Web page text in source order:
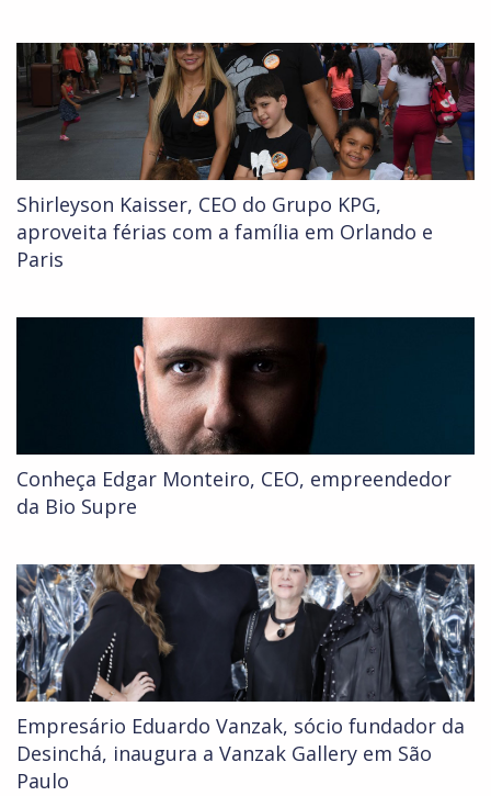
Shirleyson Kaisser, CEO do Grupo KPG,
aproveita férias com a família em Orlando e
Paris
Conheça Edgar Monteiro, CEO, empreendedor
da Bio Supre
Empresário Eduardo Vanzak, sócio fundador da
Desinchá, inaugura a Vanzak Gallery em São
Paulo